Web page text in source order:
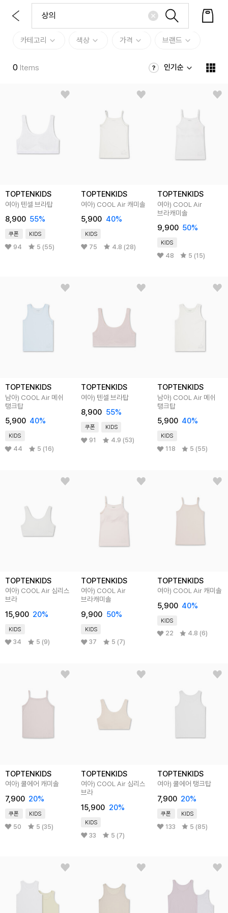
카테고리 색상 가격 브랜드
0 Items 인기순
TOPTENKIDS
여아) 텐셀 브라탑
8,900 55%
쿠폰 KIDS
94 5 (55)
TOPTENKIDS
여아) COOL Air 캐미솔
5,900 40%
KIDS
75 4.8 (28)
TOPTENKIDS
여아) COOL Air
브라캐미솔
9,900 50%
KIDS
48 5 (15)
TOPTENKIDS
남아) COOL Air 메쉬
탱크탑
5,900 40%
KIDS
44 5 (16)
TOPTENKIDS
여아) 텐셀 브라탑
8,900 55%
쿠폰 KIDS
91 4.9 (53)
TOPTENKIDS
남아) COOL Air 메쉬
탱크탑
5,900 40%
KIDS
118 5 (55)
TOPTENKIDS
여아) COOL Air 심리스
브라
15,900 20%
KIDS
34 5 (9)
TOPTENKIDS
여아) COOL Air
브라캐미솔
9,900 50%
KIDS
37 5 (7)
TOPTENKIDS
여아) COOL Air 캐미솔
5,900 40%
KIDS
22 4.8 (6)
TOPTENKIDS
여아) 쿨에어 캐미솔
7,900 20%
쿠폰 KIDS
50 5 (35)
TOPTENKIDS
여아) COOL Air 심리스
브라
15,900 20%
KIDS
33 5 (7)
TOPTENKIDS
여아) 쿨에어 탱크탑
7,900 20%
쿠폰 KIDS
133 5 (85)